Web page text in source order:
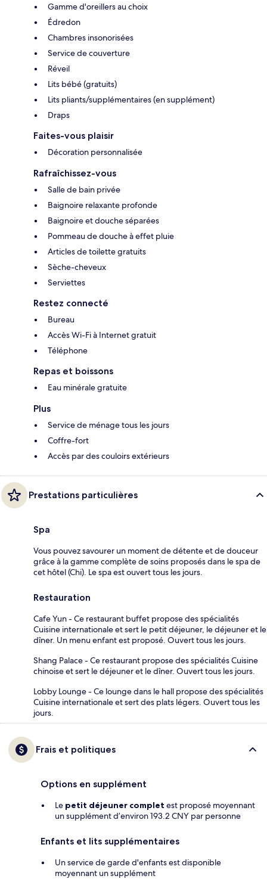
Gamme d'oreillers au choix
Édredon
Chambres insonorisées
Service de couverture
Réveil
Lits bébé (gratuits)
Lits pliants/supplémentaires (en supplément)
Draps
Faites-vous plaisir
Décoration personnalisée
Rafraîchissez-vous
Salle de bain privée
Baignoire relaxante profonde
Baignoire et douche séparées
Pommeau de douche à effet pluie
Articles de toilette gratuits
Sèche-cheveux
Serviettes
Restez connecté
Bureau
Accès Wi-Fi à Internet gratuit
Téléphone
Repas et boissons
Eau minérale gratuite
Plus
Service de ménage tous les jours
Coffre-fort
Accès par des couloirs extérieurs
Prestations particulières
Spa
Vous pouvez savourer un moment de détente et de douceur
grâce à la gamme complète de soins proposés dans le spa de
cet hôtel (Chi). Le spa est ouvert tous les jours.
Restauration
Cafe Yun - Ce restaurant buffet propose des spécialités
Cuisine internationale et sert le petit déjeuner, le déjeuner et le
dîner. Un menu enfant est proposé. Ouvert tous les jours.
Shang Palace - Ce restaurant propose des spécialités Cuisine
chinoise et sert le déjeuner et le dîner. Ouvert tous les jours.
Lobby Lounge - Ce lounge dans le hall propose des spécialités
Cuisine internationale et sert des plats légers. Ouvert tous les
jours.
Frais et politiques
Options en supplément
Le petit déjeuner complet est proposé moyennant
un supplément d’environ 193.2 CNY par personne
Enfants et lits supplémentaires
Un service de garde d'enfants est disponible
moyennant un supplément